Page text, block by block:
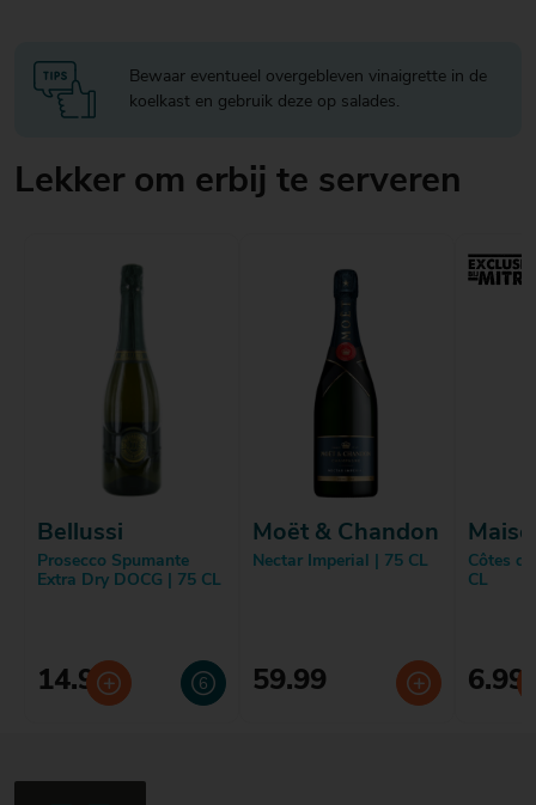
Bewaar eventueel overgebleven vinaigrette in de
koelkast en gebruik deze op salades.
Lekker om erbij te serveren
Bellussi
Prosecco Spumante
Extra Dry DOCG | 75 CL
14.99
Moët & Chandon
Nectar Imperial | 75 CL
59.99
Côtes
CL
6.99